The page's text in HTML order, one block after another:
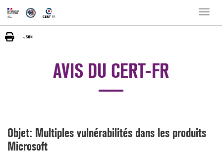
Toggle
AVIS DU CERT-FR
Objet: Multiples vulnérabilités dans les produits
Microsoft